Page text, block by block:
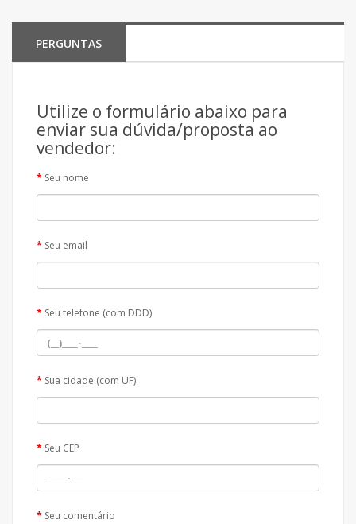
PERGUNTAS
Utilize o formulário abaixo para
enviar sua dúvida/proposta ao
vendedor:
Seu nome
Seu email
Seu telefone (com DDD)
Sua cidade (com UF)
Seu CEP
Seu comentário